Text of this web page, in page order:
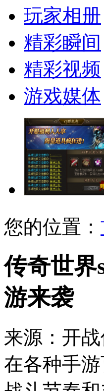
玩家相册
精彩瞬间
精彩视频
游戏媒体
您的位置：
传奇世界
游来袭
来源：开
在各种手